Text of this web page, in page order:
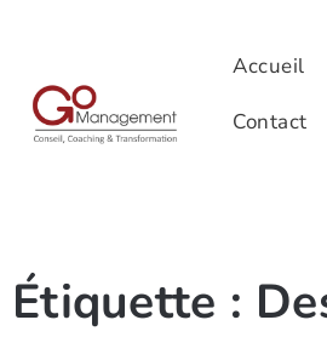
Accueil
Contact
Étiquette :